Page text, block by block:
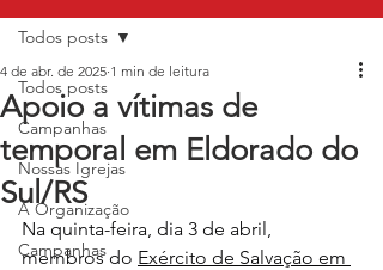
Todos posts
Campanhas
Nossas Igrejas
A Organização
Campanhas
Todos posts
Apoio a vítimas de
temporal em Eldorado do
Sul/RS
4 de abr. de 2025 1 min de leitura
Na quinta-feira, dia 3 de abril,
membros do Exército de Salvação em